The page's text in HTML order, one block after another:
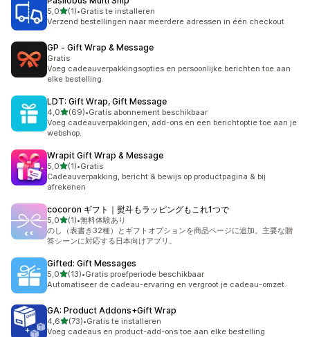
5,0van 5 sterren
(1)
1 recensies in totaal
•Gratis te installeren
Verzend bestellingen naar meerdere adressen in één checkout
GP ‑ Gift Wrap & Message
Gratis
Voeg cadeauverpakkingsopties en persoonlijke berichten toe aan
elke bestelling.
LDT: Gift Wrap, Gift Message
4,0van 5 sterren
(69)
69 recensies in totaal
•Gratis abonnement beschikbaar
Voeg cadeauverpakkingen, add-ons en een berichtoptie toe aan je
webshop.
Wrapit Gift Wrap & Message
5,0van 5 sterren
(1)
1 recensies in totaal
•Gratis
Cadeauverpakking, bericht & bewijs op productpagina & bij
afrekenen
cocoron ギフト｜熨斗もラッピングもこれ1つで
5,0van 5 sterren
(1)
1 recensies in totaal
•無料体験あり
のし（表書き32種）とギフトオプションを商品ページに追加。主要な贈
答シーンに対応する日本向けアプリ。
Gifted: Gift Messages
5,0van 5 sterren
(13)
13 recensies in totaal
•Gratis proefperiode beschikbaar
Automatiseer de cadeau-ervaring en vergroot je cadeau-omzet.
GA: Product Addons+Gift Wrap
4,6van 5 sterren
(73)
73 recensies in totaal
•Gratis te installeren
Voeg cadeaus en product-add-ons toe aan elke bestelling